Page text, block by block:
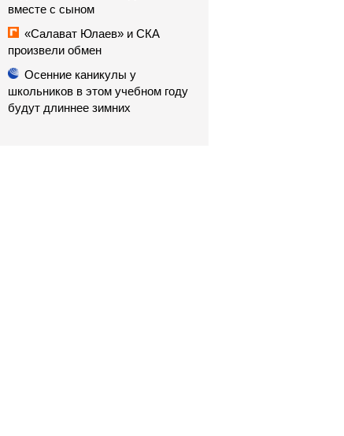
вместе с сыном
«Салават Юлаев» и СКА
произвели обмен
Осенние каникулы у
школьников в этом учебном году
будут длиннее зимних